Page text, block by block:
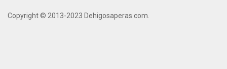
Copyright © 2013-2023 Dehigosaperas.com.